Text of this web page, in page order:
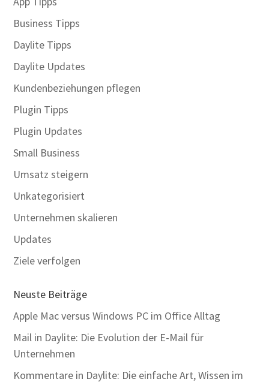
Business Tipps
Daylite Tipps
Daylite Updates
Kundenbeziehungen pflegen
Plugin Tipps
Plugin Updates
Small Business
Umsatz steigern
Unkategorisiert
Unternehmen skalieren
Updates
Ziele verfolgen
Neuste Beiträge
Apple Mac versus Windows PC im Office Alltag
Mail in Daylite: Die Evolution der E-Mail für
Unternehmen
Kommentare in Daylite: Die einfache Art, Wissen im